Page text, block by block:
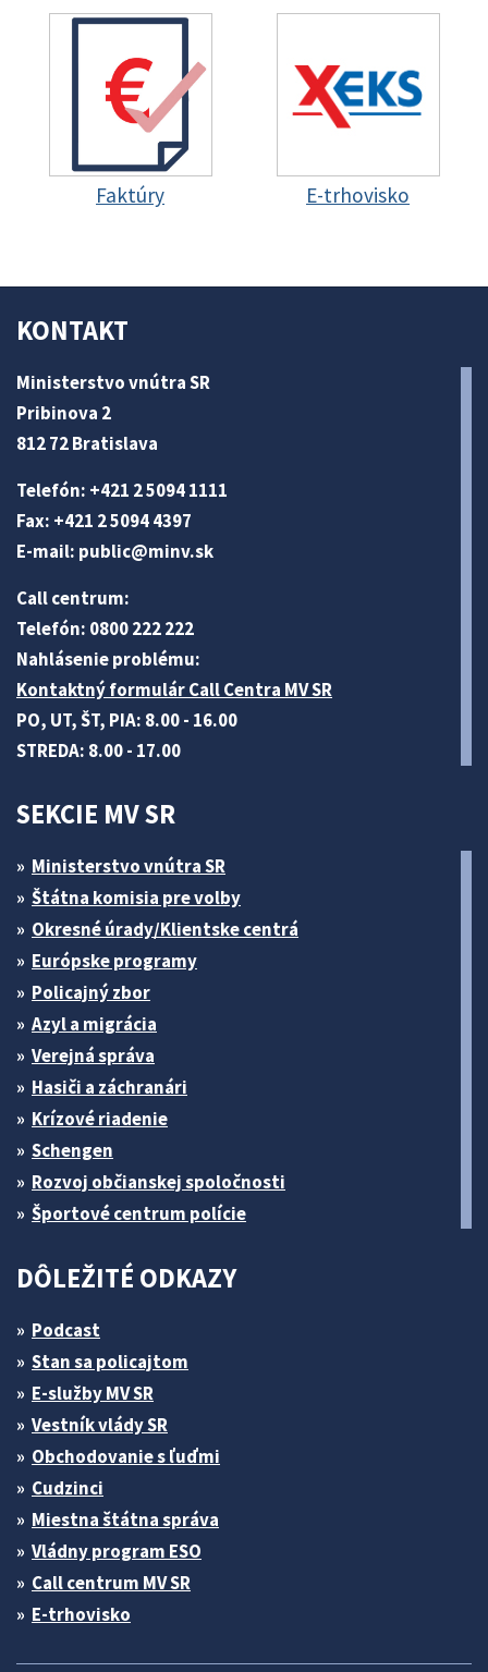
Faktúry E-trhovisko
KONTAKT
Ministerstvo vnútra SR
Pribinova 2
812 72 Bratislava
Telefón: +421 2 5094 1111
Fax: +421 2 5094 4397
E-mail: public@minv.sk
Call centrum:
Telefón: 0800 222 222
Nahlásenie problému:
Kontaktný formulár Call Centra MV SR
PO, UT, ŠT, PIA: 8.00 - 16.00
STREDA: 8.00 - 17.00
SEKCIE MV SR
Ministerstvo vnútra SR
Štátna komisia pre volby
Okresné úrady/Klientske centrá
Európske programy
Policajný zbor
Azyl a migrácia
Verejná správa
Hasiči a záchranári
Krízové riadenie
Schengen
Rozvoj občianskej spoločnosti
Športové centrum polície
DÔLEŽITÉ ODKAZY
Podcast
Stan sa policajtom
E-služby MV SR
Vestník vlády SR
Obchodovanie s ľuďmi
Cudzinci
Miestna štátna správa
Vládny program ESO
Call centrum MV SR
E-trhovisko